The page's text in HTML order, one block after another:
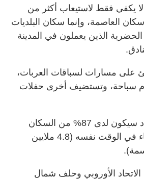
يكفي فقط لاستيعاب أكثر من
سكان العاصمة، وإنما سكان البلديات
الذين يعملون في المدينة
على مسارات لسباقات العربات،
سباحة، وتستضيف أخرى حفلات
وفي جميع أنحاء البلاد سيكون لدى 87% من السكان
مساحة كافية للاحتماء في الوقت نفسه (4.8 ملايين
الأوروبي وحلف شمال